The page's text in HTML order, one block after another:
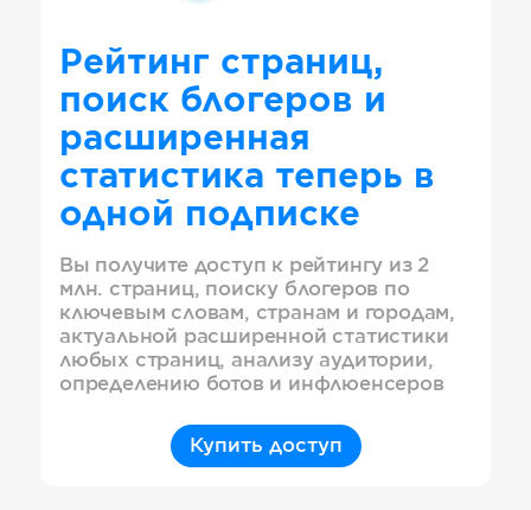
Рейтинг страниц,
поиск блогеров и
расширенная
статистика теперь в
одной подписке
Вы получите доступ к рейтингу из 2
млн. страниц, поиску блогеров по
ключевым словам, странам и городам,
актуальной расширенной статистики
любых страниц, анализу аудитории,
определению ботов и инфлюенсеров
Купить доступ